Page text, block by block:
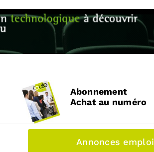
Abonnement
Achat au numéro
Annonces emploi